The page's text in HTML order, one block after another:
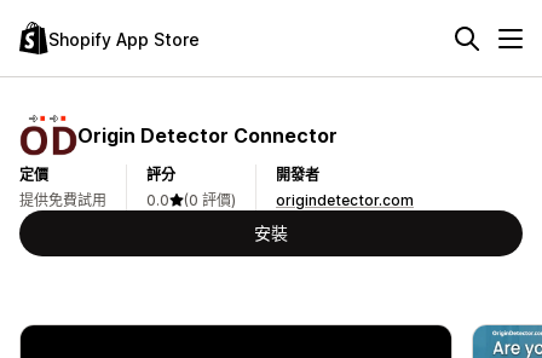
Shopify App Store
Origin Detector Connector
定價
提供免費試用
評分
0.0
(0 評價)
開發者
origindetector.com
安裝